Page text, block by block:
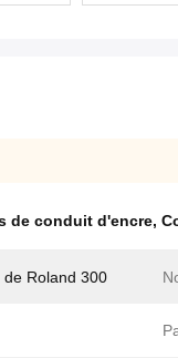
de conduit d'encre,
Roland 300